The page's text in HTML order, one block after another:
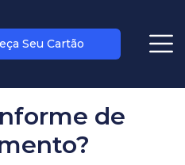
Seu Cartão
de